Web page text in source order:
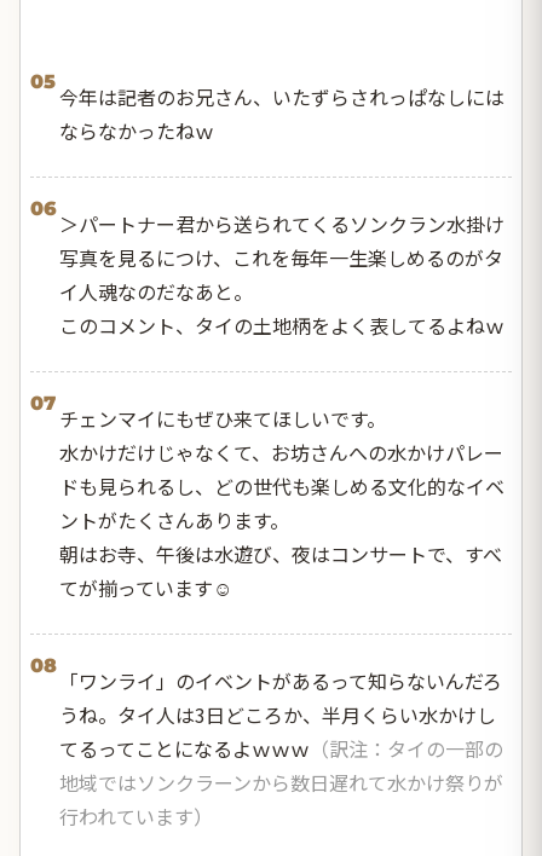
05
今年は記者のお兄さん、いたずらされっぱなしには
ならなかったねｗ
06
＞パートナー君から送られてくるソンクラン水掛け
写真を見るにつけ、これを毎年一生楽しめるのがタ
イ人魂なのだなあと。
このコメント、タイの土地柄をよく表してるよねｗ
07
チェンマイにもぜひ来てほしいです。
水かけだけじゃなくて、お坊さんへの水かけパレー
ドも見られるし、どの世代も楽しめる文化的なイベ
ントがたくさんあります。
朝はお寺、午後は水遊び、夜はコンサートで、すべ
てが揃っています☺️
08
「ワンライ」のイベントがあるって知らないんだろ
うね。タイ人は3日どころか、半月くらい水かけし
てるってことになるよｗｗｗ （訳注：タイの一部の
地域ではソンクラーンから数日遅れて水かけ祭りが
行われています）